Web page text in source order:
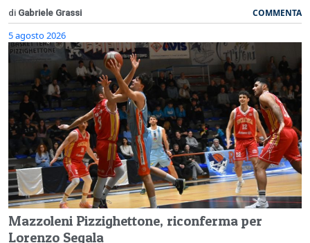
di Gabriele Grassi COMMENTA
5 agosto 2026
Mazzoleni Pizzighettone, riconferma per
Lorenzo Segala